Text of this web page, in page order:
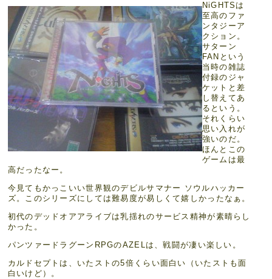
NiGHTSは
至高のファ
ンタジーア
クション。
サターン
FANという
当時の雑誌
付録のジャ
ケットと差
し替えてあ
るという。
それくらい
思い入れが
強いのだ。
ほんとこの
ゲームは最
高だったなー。
今見てもかっこいい世界観のデビルサマナー ソウルハッカー
ズ。このシリーズにしては難易度が易しくて嬉しかったなぁ。
初代のデッドオアアライブは乳揺れのサービス精神が素晴らし
かった。
パンツァードラグーンRPGのAZELは、戦闘が凄い楽しい。
カルドセプトは、いたストの5倍くらい面白い（いたストも面
白いけど）。